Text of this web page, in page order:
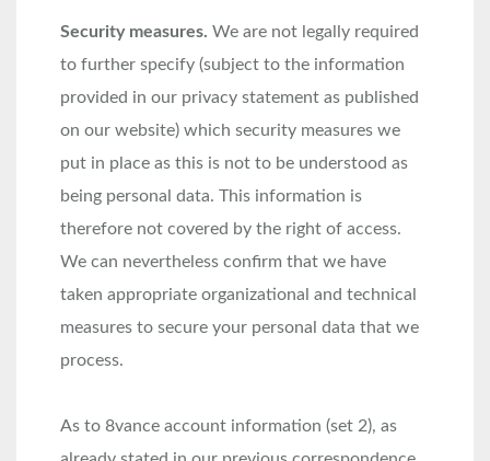
Security measures. We are not legally required
to further specify (subject to the information
provided in our privacy statement as published
on our website) which security measures we
put in place as this is not to be understood as
being personal data. This information is
therefore not covered by the right of access.
We can nevertheless confirm that we have
taken appropriate organizational and technical
measures to secure your personal data that we
process.
As to 8vance account information (set 2), as